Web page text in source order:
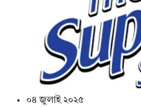
০৪ জুলাই ২০২৫